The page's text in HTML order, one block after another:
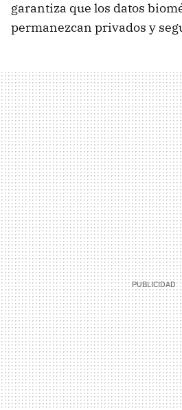
garantiza que los datos
permanezcan privados y